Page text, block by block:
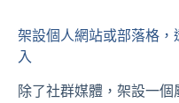
架設個人網站或部落格
入
除了社群媒體，架設一